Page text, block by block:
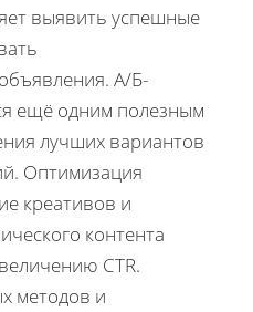
выявить успешные
А/Б-
ещё одним полезным
лучших вариантов
Оптимизация
креативов и
контента
CTR.
методов и